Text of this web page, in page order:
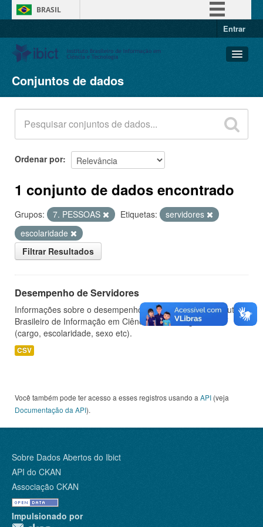
BRASIL
Entrar
Conjuntos de dados
Organizações
Grupos
Sobre
Conjuntos de dados
Ordenar por
1 conjunto de dados encontrado
Grupos: 7. PESSOAS Etiquetas:
servidores
escolaridade
Filtrar Resultados
Desempenho de Servidores
Informações sobre o desempenho de servidores do Instituto
Brasileiro de Informação em Ciência e Tecnologia - IBICT
(cargo, escolaridade, sexo etc).
CSV
Você também pode ter acesso a esses registros usando a API (veja
Documentação da API).
Sobre Dados Abertos do Ibict
API do CKAN
Associação CKAN
Impulsionado por